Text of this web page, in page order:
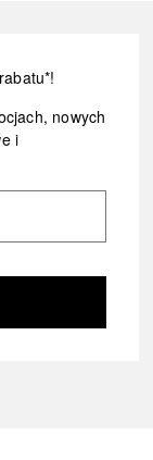
nowych
i